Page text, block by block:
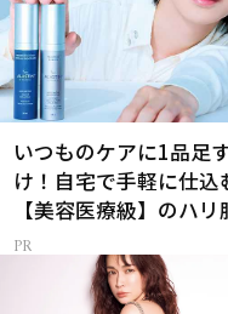
いつものケアに1品足
け！自宅で手軽に仕込
【美容医療級】のハリ